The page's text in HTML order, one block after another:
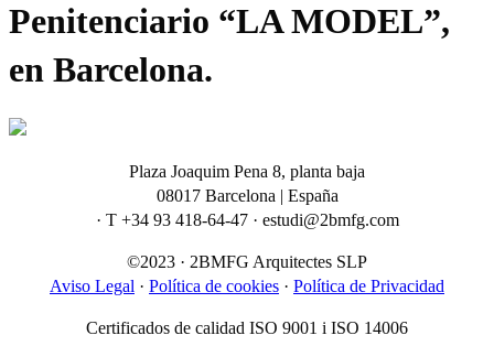
Penitenciario “LA MODEL”,
en Barcelona.
Plaza Joaquim Pena 8, planta baja
08017 Barcelona | España
· T +34 93 418-64-47 · estudi@2bmfg.com
©2023 · 2BMFG Arquitectes SLP
Aviso Legal · Política de cookies · Política de Privacidad
Certificados de calidad ISO 9001 i ISO 14006